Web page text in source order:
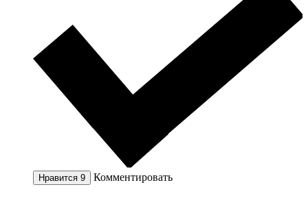
Нравится 9 Комментировать